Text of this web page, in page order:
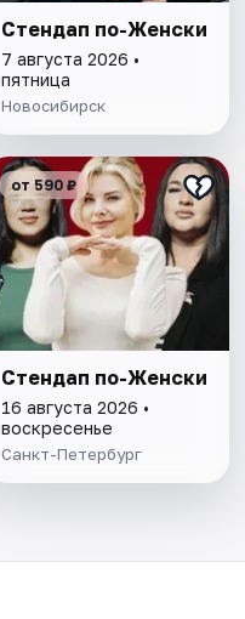
Стендап по-Женски
7 августа 2026 •
пятница
Новосибирск
от 590 ₽
Стендап по-Женски
16 августа 2026 •
воскресенье
Санкт-Петербург